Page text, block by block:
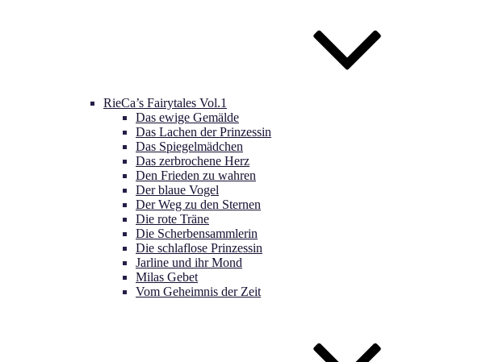
RieCa’s Fairytales Vol.1
Das ewige Gemälde
Das Lachen der Prinzessin
Das Spiegelmädchen
Das zerbrochene Herz
Den Frieden zu wahren
Der blaue Vogel
Der Weg zu den Sternen
Die rote Träne
Die Scherbensammlerin
Die schlaflose Prinzessin
Jarline und ihr Mond
Milas Gebet
Vom Geheimnis der Zeit